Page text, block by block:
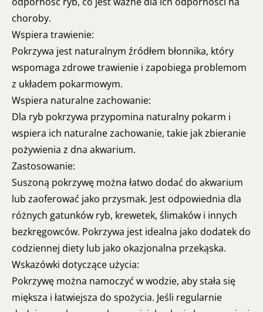
choroby.
Wspiera trawienie:
Pokrzywa jest naturalnym źródłem błonnika, który
wspomaga zdrowe trawienie i zapobiega problemom
z układem pokarmowym.
Wspiera naturalne zachowanie:
Dla ryb pokrzywa przypomina naturalny pokarm i
wspiera ich naturalne zachowanie, takie jak zbieranie
pożywienia z dna akwarium.
Zastosowanie:
Suszoną pokrzywę można łatwo dodać do akwarium
lub zaoferować jako przysmak. Jest odpowiednia dla
różnych gatunków ryb, krewetek, ślimaków i innych
bezkręgowców. Pokrzywa jest idealna jako dodatek do
codziennej diety lub jako okazjonalna przekąska.
Wskazówki dotyczące użycia:
Pokrzywę można namoczyć w wodzie, aby stała się
miększa i łatwiejsza do spożycia. Jeśli regularnie